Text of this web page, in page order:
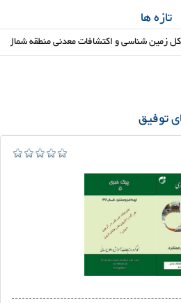
تازه ها
شناسی و اکتشافات معدنی منطقه شمال شرق و